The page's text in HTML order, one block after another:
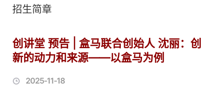
招生简章
创讲堂 预告 | 盒马联合创始人 沈丽：创
新的动力和来源——以盒马为例
2025-11-18